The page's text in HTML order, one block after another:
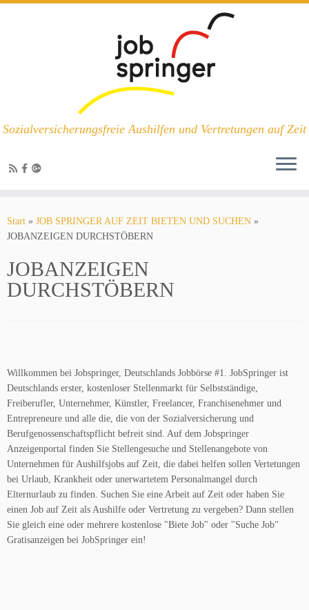
Inhalt
springen
Sozialversicherungsfreie Aushilfen und Vertretungen auf Zeit
Start » JOB SPRINGER AUF ZEIT BIETEN UND SUCHEN »
JOBANZEIGEN DURCHSTÖBERN
JOBANZEIGEN
DURCHSTÖBERN
Willkommen bei Jobspringer, Deutschlands Jobbörse #1. JobSpringer ist
Deutschlands erster, kostenloser Stellenmarkt für Selbstständige,
Freiberufler, Unternehmer, Künstler, Freelancer, Franchisenehmer und
Entrepreneure und alle die, die von der Sozialversicherung und
Berufgenossenschaftspflicht befreit sind. Auf dem Jobspringer
Anzeigenportal finden Sie Stellengesuche und Stellenangebote von
Unternehmen für Aushilfsjobs auf Zeit, die dabei helfen sollen Vertetungen
bei Urlaub, Krankheit oder unerwartetem Personalmangel durch
Elternurlaub zu finden. Suchen Sie eine Arbeit auf Zeit oder haben Sie
einen Job auf Zeit als Aushilfe oder Vertretung zu vergeben? Dann stellen
Sie gleich eine oder mehrere kostenlose "Biete Job" oder "Suche Job"
Gratisanzeigen bei JobSpringer ein!